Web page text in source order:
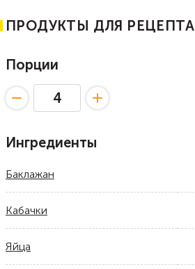
ПРОДУКТЫ ДЛЯ РЕЦЕПТА
Порции
Ингредиенты
Баклажан
Кабачки
Яйца